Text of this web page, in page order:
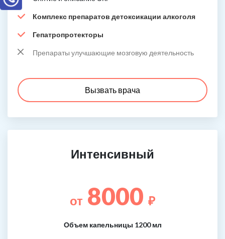
Комплекс препаратов детоксикации алкоголя
Гепатропротекторы
Препараты улучшающие мозговую деятельность
Вызвать врача
Интенсивный
от 8000 ₽
Объем капельницы 1200 мл